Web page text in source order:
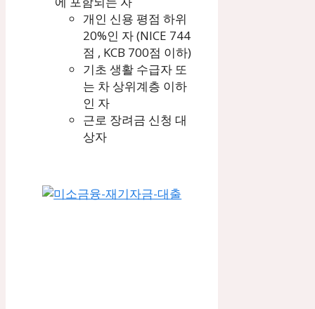
개인 신용 평점 하위
20%인 자 (NICE 744
점 , KCB 700점 이하)
기초 생활 수급자 또
는 차 상위계층 이하
인 자
근로 장려금 신청 대
상자